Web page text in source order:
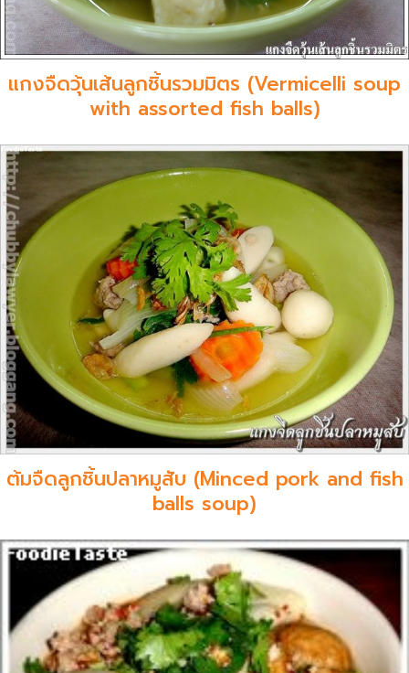
แกงจืดวุ้นเส้นลูกชิ้นรวมมิตร (Vermicelli soup
with assorted fish balls)
ต้มจืดลูกชิ้นปลาหมูสับ (Minced pork and fish
balls soup)